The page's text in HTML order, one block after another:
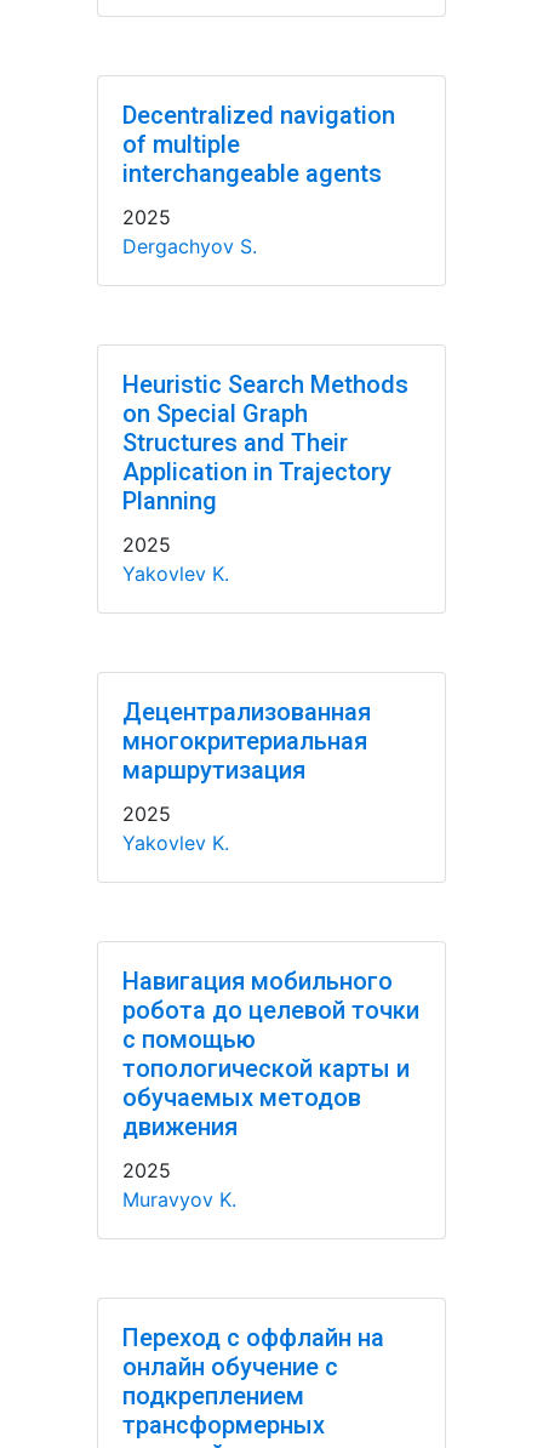
Decentralized navigation
of multiple
interchangeable agents
2025
Dergachyov S.
Heuristic Search Methods
on Special Graph
Structures and Their
Application in Trajectory
Planning
2025
Yakovlev K.
Децентрализованная
многокритериальная
маршрутизация
2025
Yakovlev K.
Навигация мобильного
робота до целевой точки
с помощью
топологической карты и
обучаемых методов
движения
2025
Muravyov K.
Переход с оффлайн на
онлайн обучение с
подкреплением
трансформерных